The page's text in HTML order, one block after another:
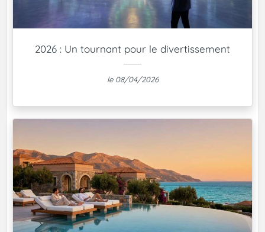
2026 : Un tournant pour le divertissement
le 08/04/2026